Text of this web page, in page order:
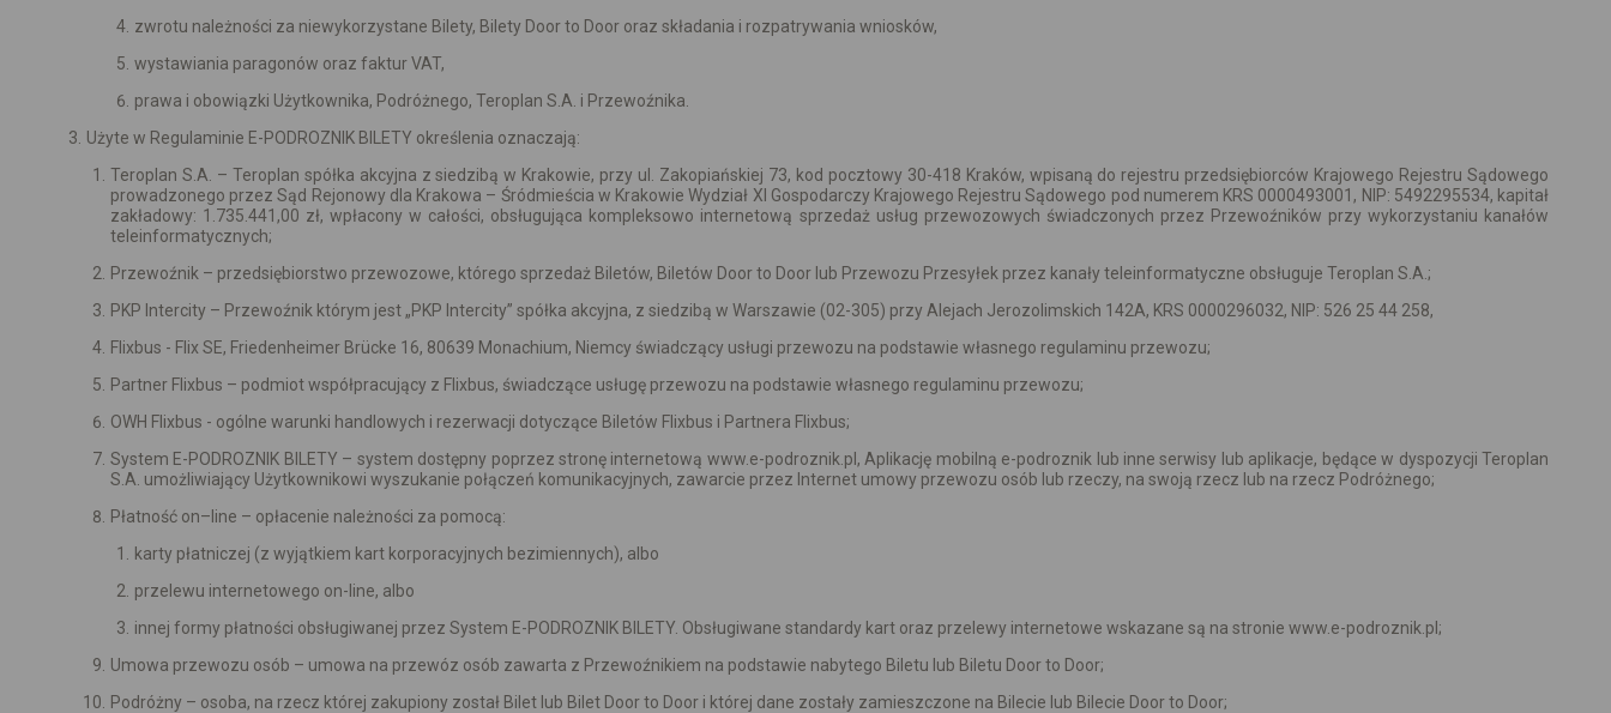
zwrotu należności za niewykorzystane Bilety, Bilety Door to Door oraz składania i rozpatrywania wniosków,
wystawiania paragonów oraz faktur VAT,
prawa i obowiązki Użytkownika, Podróżnego, Teroplan S.A. i Przewoźnika.
Użyte w Regulaminie E-PODROZNIK BILETY określenia oznaczają:
Teroplan S.A. – Teroplan spółka akcyjna z siedzibą w Krakowie, przy ul. Zakopiańskiej 73, kod pocztowy 30-418 Kraków, wpisaną do rejestru przedsiębiorców Krajowego Rejestru Sądowego
prowadzonego przez Sąd Rejonowy dla Krakowa – Śródmieścia w Krakowie Wydział XI Gospodarczy Krajowego Rejestru Sądowego pod numerem KRS 0000493001, NIP: 5492295534, kapitał
zakładowy: 1.735.441,00 zł, wpłacony w całości, obsługująca kompleksowo internetową sprzedaż usług przewozowych świadczonych przez Przewoźników przy wykorzystaniu kanałów
teleinformatycznych;
Przewoźnik – przedsiębiorstwo przewozowe, którego sprzedaż Biletów, Biletów Door to Door lub Przewozu Przesyłek przez kanały teleinformatyczne obsługuje Teroplan S.A.;
PKP Intercity – Przewoźnik którym jest „PKP Intercity” spółka akcyjna, z siedzibą w Warszawie (02-305) przy Alejach Jerozolimskich 142A, KRS 0000296032, NIP: 526 25 44 258,
Flixbus - Flix SE, Friedenheimer Brücke 16, 80639 Monachium, Niemcy świadczący usługi przewozu na podstawie własnego regulaminu przewozu;
Partner Flixbus – podmiot współpracujący z Flixbus, świadczące usługę przewozu na podstawie własnego regulaminu przewozu;
OWH Flixbus - ogólne warunki handlowych i rezerwacji dotyczące Biletów Flixbus i Partnera Flixbus;
System E-PODROZNIK BILETY – system dostępny poprzez stronę internetową www.e-podroznik.pl, Aplikację mobilną e-podroznik lub inne serwisy lub aplikacje, będące w dyspozycji Teroplan
S.A. umożliwiający Użytkownikowi wyszukanie połączeń komunikacyjnych, zawarcie przez Internet umowy przewozu osób lub rzeczy, na swoją rzecz lub na rzecz Podróżnego;
Płatność on–line – opłacenie należności za pomocą:
karty płatniczej (z wyjątkiem kart korporacyjnych bezimiennych), albo
przelewu internetowego on-line, albo
innej formy płatności obsługiwanej przez System E-PODROZNIK BILETY. Obsługiwane standardy kart oraz przelewy internetowe wskazane są na stronie www.e-podroznik.pl;
Umowa przewozu osób – umowa na przewóz osób zawarta z Przewoźnikiem na podstawie nabytego Biletu lub Biletu Door to Door;
Podróżny – osoba, na rzecz której zakupiony został Bilet lub Bilet Door to Door i której dane zostały zamieszczone na Bilecie lub Bilecie Door to Door;